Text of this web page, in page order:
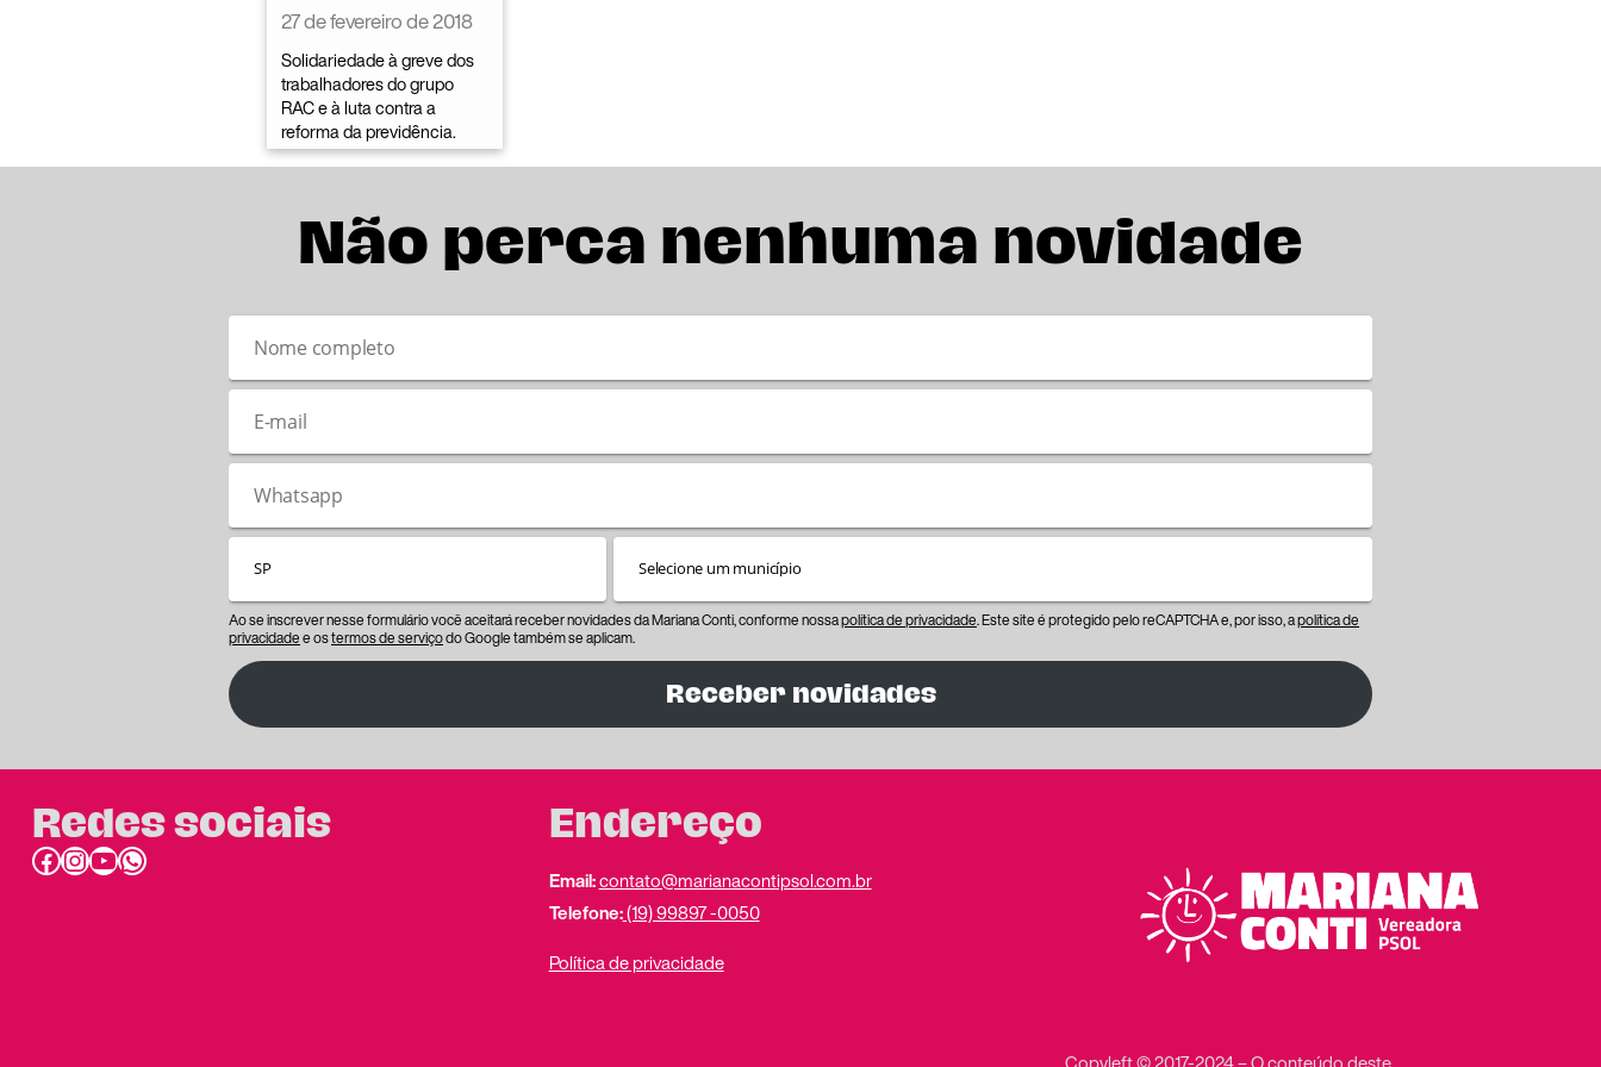
27 de fevereiro de 2018
Solidariedade à greve dos
trabalhadores do grupo
RAC e à luta contra a
reforma da previdência.
Não perca nenhuma novidade
Ao se inscrever nesse formulário você aceitará receber novidades da Mariana Conti, conforme nossapolítica de privacidade. Este site é protegido pelo reCAPTCHA e, por isso, apolítica de
privacidadee ostermos de serviçodo Google também se aplicam.
Receber novidades
Redes sociais
Facebook InstagramYoutube link do whatsapp
Endereço
Email:contato@marianacontipsol.com.br
Telefone:(19) 99897 -0050
Política de privacidade